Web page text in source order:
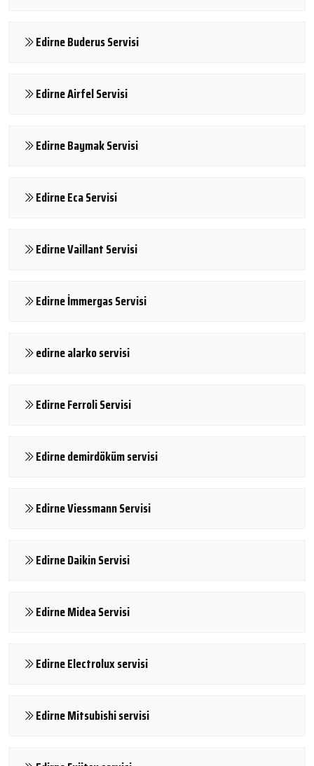
Edirne Buderus Servisi
Edirne Airfel Servisi
Edirne Baymak Servisi
Edirne Eca Servisi
Edirne Vaillant Servisi
Edirne İmmergas Servisi
edirne alarko servisi
Edirne Ferroli Servisi
Edirne demirdöküm servisi
Edirne Viessmann Servisi
Edirne Daikin Servisi
Edirne Midea Servisi
Edirne Electrolux servisi
Edirne Mitsubishi servisi